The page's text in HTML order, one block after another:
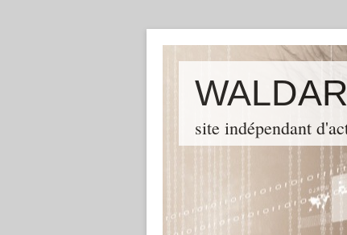
site indépendant